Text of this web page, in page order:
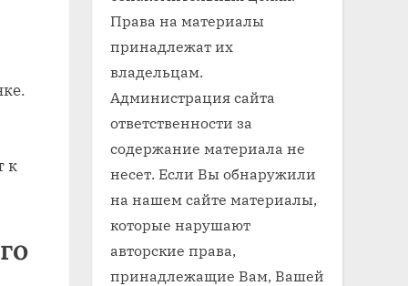
к
Права на материалы
принадлежат их
владельцам.
Администрация сайта
ответственности за
содержание материала не
несет. Если Вы обнаружили
на нашем сайте материалы,
которые нарушают
авторские права,
принадлежащие Вам, Вашей